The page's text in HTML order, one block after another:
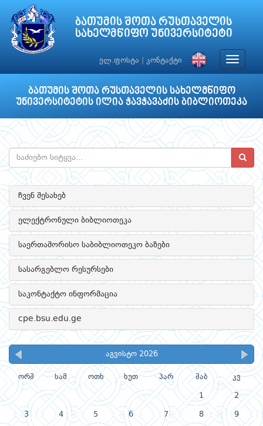
ბათუმის შოთა რუსთაველის
სახელმწიფო უნივერსიტეტი
ელ.ფოსტა კონტაქტი
Toggle
ბათუმის შოთა რუსთაველის სახელმწიფო
უნივერსიტეტის ილია ჭავჭავაძის ბიბლიოთეკა
ჩვენ შესახებ
ელექტრონული ბიბლიოთეკა
საერთაშორისო საბიბლიოთეკო ბაზები
სასარგებლო რესურსები
საკონტაქტო ინფორმაცია
cpe.bsu.edu.ge
აგვისტო 2026
ორშ სამ ოთხ ხუთ პარ შაბ კვ
1 2
3 4 5 6 7 8 9